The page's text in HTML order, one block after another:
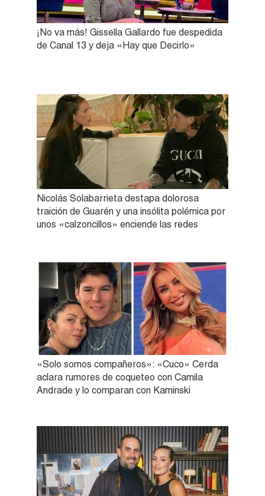
¡No va más! Gissella Gallardo fue despedida
de Canal 13 y deja «Hay que Decirlo»
Nicolás Solabarrieta destapa dolorosa
traición de Guarén y una insólita polémica por
unos «calzoncillos» enciende las redes
«Solo somos compañeros»: «Cuco» Cerda
aclara rumores de coqueteo con Camila
Andrade y lo comparan con Kaminski